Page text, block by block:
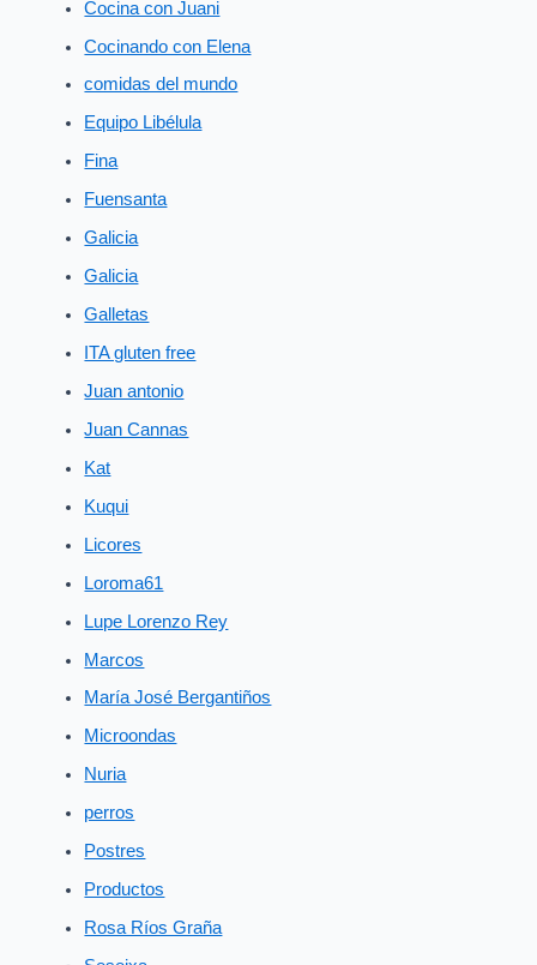
Cocina con Juani
Cocinando con Elena
comidas del mundo
Equipo Libélula
Fina
Fuensanta
Galicia
Galicia
Galletas
ITA gluten free
Juan antonio
Juan Cannas
Kat
Kuqui
Licores
Loroma61
Lupe Lorenzo Rey
Marcos
María José Bergantiños
Microondas
Nuria
perros
Postres
Productos
Rosa Ríos Graña